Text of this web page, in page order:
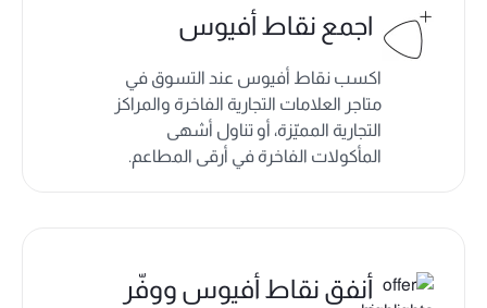
اجمع نقاط أفيوس
اكسب نقاط أفيوس عند التسوق في
متاجر العلامات التجارية الفاخرة والمراكز
التجارية المميّزة، أو تناول أشهى
المأكولات الفاخرة في أرقى المطاعم.
أنفق نقاط أفيوس ووفّر